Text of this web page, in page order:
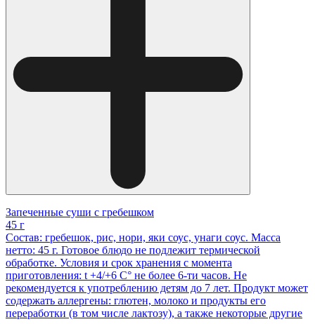
Запеченные суши с гребешком
45 г
Состав: гребешок, рис, нори, яки соус, унаги соус. Масса
нетто: 45 г. Готовое блюдо не подлежит термической
обработке. Условия и срок хранения с момента
приготовления: t +4/+6 С° не более 6-ти часов. Не
рекомендуется к употреблению детям до 7 лет. Продукт может
содержать аллергены: глютен, молоко и продукты его
переработки (в том числе лактозу), а также некоторые другие